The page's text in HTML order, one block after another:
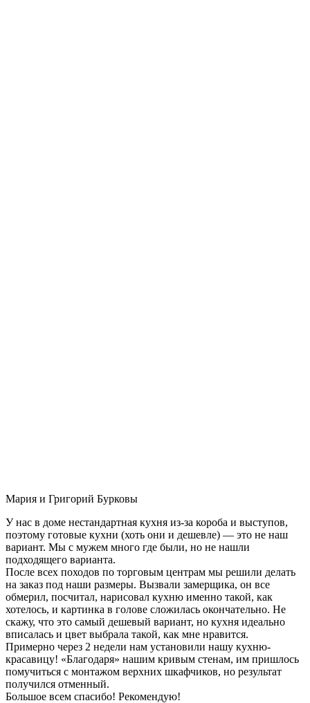
Мария и Григорий Бурковы
У нас в доме нестандартная кухня из-за короба и выступов,
поэтому готовые кухни (хоть они и дешевле) — это не наш
вариант. Мы с мужем много где были, но не нашли
подходящего варианта.
После всех походов по торговым центрам мы решили делать
на заказ под наши размеры. Вызвали замерщика, он все
обмерил, посчитал, нарисовал кухню именно такой, как
хотелось, и картинка в голове сложилась окончательно. Не
скажу, что это самый дешевый вариант, но кухня идеально
вписалась и цвет выбрала такой, как мне нравится.
Примерно через 2 недели нам установили нашу кухню-
красавицу! «Благодаря» нашим кривым стенам, им пришлось
помучиться с монтажом верхних шкафчиков, но результат
получился отменный.
Большое всем спасибо! Рекомендую!